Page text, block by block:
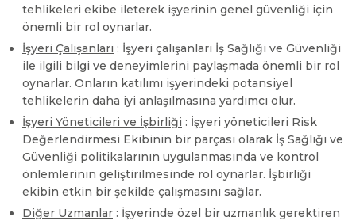
tehlikeleri ekibe ileterek işyerinin genel güvenliği için
önemli bir rol oynarlar.
İşyeri Çalışanları : İşyeri çalışanları İş Sağlığı ve Güvenliği
ile ilgili bilgi ve deneyimlerini paylaşmada önemli bir rol
oynarlar. Onların katılımı işyerindeki potansiyel
tehlikelerin daha iyi anlaşılmasına yardımcı olur.
İşyeri Yöneticileri ve İşbirliği : İşyeri yöneticileri Risk
Değerlendirmesi Ekibinin bir parçası olarak İş Sağlığı ve
Güvenliği politikalarının uygulanmasında ve kontrol
önlemlerinin geliştirilmesinde rol oynarlar. İşbirliği
ekibin etkin bir şekilde çalışmasını sağlar.
Diğer Uzmanlar : İşyerinde özel bir uzmanlık gerektiren